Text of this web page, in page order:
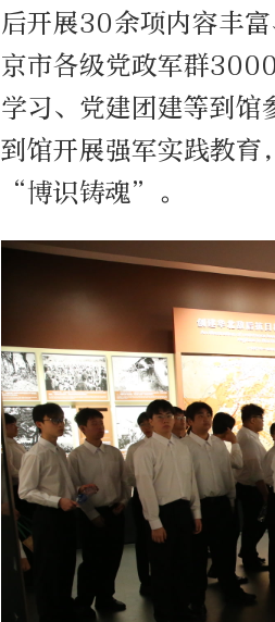
后开展30余项内容丰
京市各级党政军群
学习、党建团建等到
到馆开展强军实践教
“博识铸魂”。